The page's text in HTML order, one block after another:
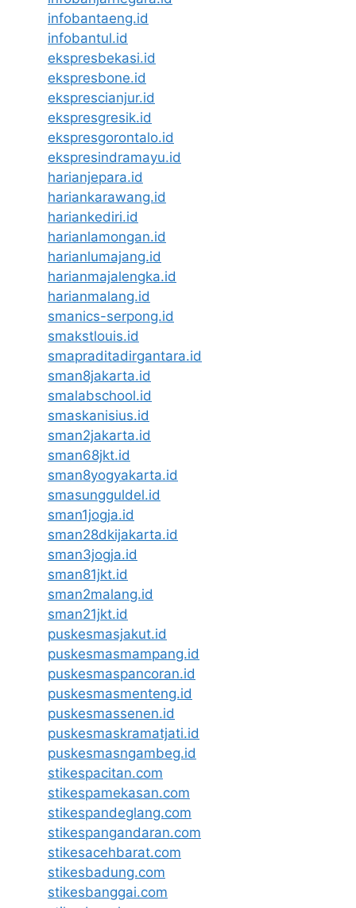
infobantaeng.id
infobantul.id
ekspresbekasi.id
ekspresbone.id
eksprescianjur.id
ekspresgresik.id
ekspresgorontalo.id
ekspresindramayu.id
harianjepara.id
hariankarawang.id
hariankediri.id
harianlamongan.id
harianlumajang.id
harianmajalengka.id
harianmalang.id
smanics-serpong.id
smakstlouis.id
smapraditadirgantara.id
sman8jakarta.id
smalabschool.id
smaskanisius.id
sman2jakarta.id
sman68jkt.id
sman8yogyakarta.id
smasungguldel.id
sman1jogja.id
sman28dkijakarta.id
sman3jogja.id
sman81jkt.id
sman2malang.id
sman21jkt.id
puskesmasjakut.id
puskesmasmampang.id
puskesmaspancoran.id
puskesmasmenteng.id
puskesmassenen.id
puskesmaskramatjati.id
puskesmasngambeg.id
stikespacitan.com
stikespamekasan.com
stikespandeglang.com
stikespangandaran.com
stikesacehbarat.com
stikesbadung.com
stikesbanggai.com